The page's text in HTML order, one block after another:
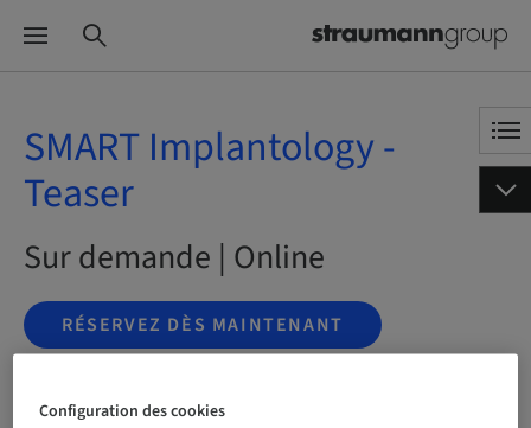
SMART Implantology -
Teaser
Sur demande | Online
RÉSERVEZ DÈS MAINTENANT
Configuration des cookies